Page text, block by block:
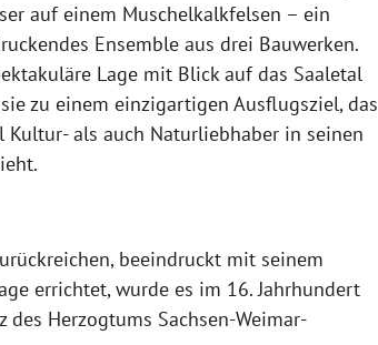
auf einem Muschelkalkfelsen – ein
Ensemble aus drei Bauwerken.
Lage mit Blick auf das Saaletal
zu einem einzigartigen Ausflugsziel, das
Kultur- als auch Naturliebhaber in seinen
beeindruckt mit seinem
errichtet, wurde es im 16. Jahrhundert
Herzogtums Sachsen-Weimar-